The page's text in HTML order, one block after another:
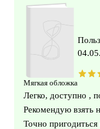
Мягкая обложка
Легко, доступно ,
Рекомендую взять
Точно